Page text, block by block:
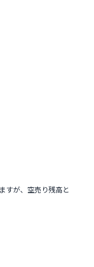
すが、空売り残高と